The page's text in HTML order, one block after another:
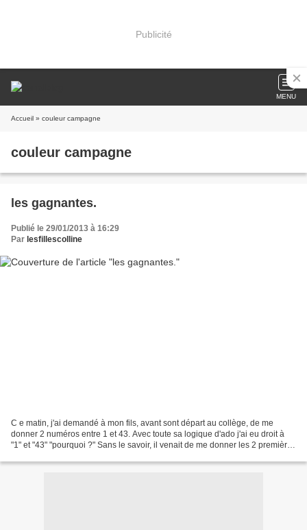
Publicité
MENU
Accueil » couleur campagne
couleur campagne
les gagnantes.
Publié le 29/01/2013 à 16:29
Par lesfillescolline
C e matin, j'ai demandé à mon fils, avant sont départ au collège, de me
donner 2 numéros entre 1 et 43. Avec toute sa logique d'ado j'ai eu droit à
"1" et "43" "pourquoi ?" Sans le savoir, il venait de me donner les 2 premières